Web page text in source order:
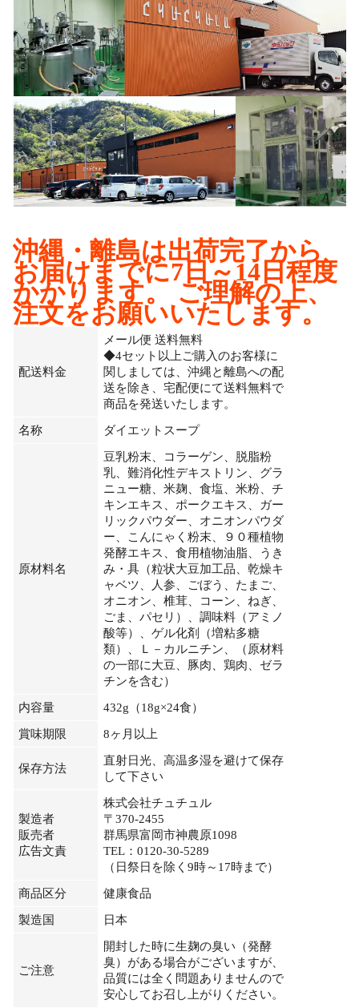
沖縄・離島は出荷完了から
お届けまでに7日～14日程度
かかります。 ご理解の上、
注文をお願いいたします。
配送料金
メール便 送料無料
◆4セット以上ご購入のお客様に
関しましては、沖縄と離島への配
送を除き、宅配便にて送料無料で
商品を発送いたします。
名称 ダイエットスープ
原材料名
豆乳粉末、コラーゲン、脱脂粉
乳、難消化性デキストリン、グラ
ニュー糖、米麹、食塩、米粉、チ
キンエキス、ポークエキス、ガー
リックパウダー、オニオンパウダ
ー、こんにゃく粉末、９０種植物
発酵エキス、食用植物油脂、うき
み・具（粒状大豆加工品、乾燥キ
ャベツ、人参、ごぼう、たまご、
オニオン、椎茸、コーン、ねぎ、
ごま、パセリ）、調味料（アミノ
酸等）、ゲル化剤（増粘多糖
類）、Ｌ－カルニチン、（原材料
の一部に大豆、豚肉、鶏肉、ゼラ
チンを含む）
内容量 432g（18g×24食）
賞味期限 8ヶ月以上
保存方法
直射日光、高温多湿を避けて保存
して下さい
製造者
販売者
広告文責
株式会社チュチュル
〒370-2455
群馬県富岡市神農原1098
TEL：0120-30-5289
（日祭日を除く9時～17時まで）
商品区分 健康食品
製造国 日本
ご注意
開封した時に生麹の臭い（発酵
臭）がある場合がございますが、
品質には全く問題ありませんので
安心してお召し上がりください。